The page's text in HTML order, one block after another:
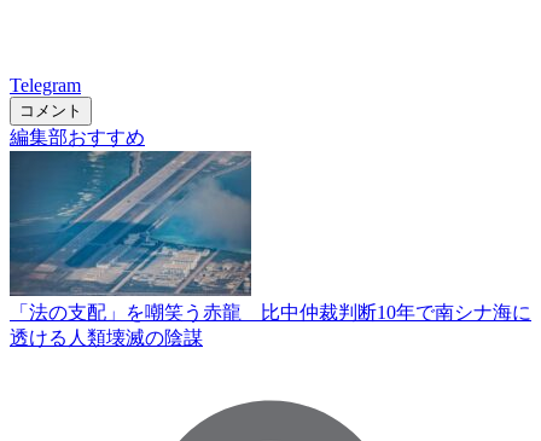
Telegram
コメント
編集部おすすめ
「法の支配」を嘲笑う赤龍 比中仲裁判断10年で南シナ海に
透ける人類壊滅の陰謀